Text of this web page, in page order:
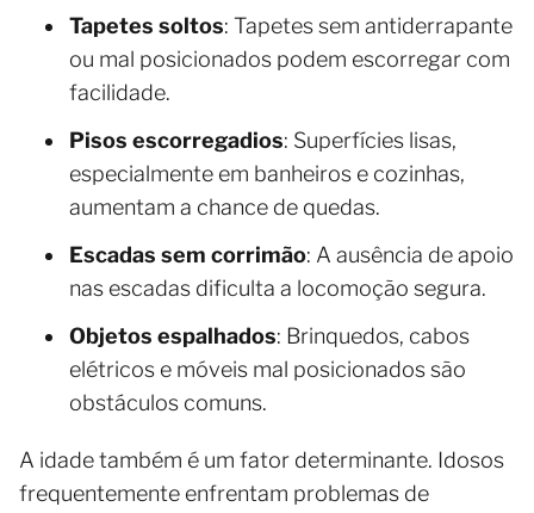
Tapetes soltos: Tapetes sem antiderrapante
ou mal posicionados podem escorregar com
facilidade.
Pisos escorregadios: Superfícies lisas,
especialmente em banheiros e cozinhas,
aumentam a chance de quedas.
Escadas sem corrimão: A ausência de apoio
nas escadas dificulta a locomoção segura.
Objetos espalhados: Brinquedos, cabos
elétricos e móveis mal posicionados são
obstáculos comuns.
A idade também é um fator determinante. Idosos
frequentemente enfrentam problemas de